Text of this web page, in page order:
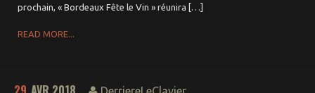
prochain, « Bordeaux Fête le Vin » réunira […]
READ MORE...